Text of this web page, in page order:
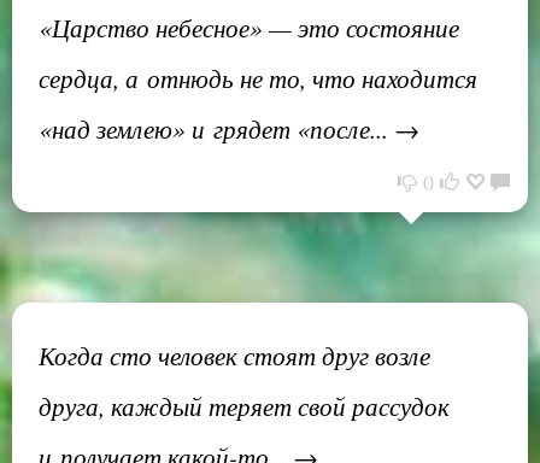
«Царство небесное» — это состояние
сердца, а отнюдь не то, что находится
«над землею» и грядет «после... →
0
Когда сто человек стоят друг возле
друга, каждый теряет свой рассудок